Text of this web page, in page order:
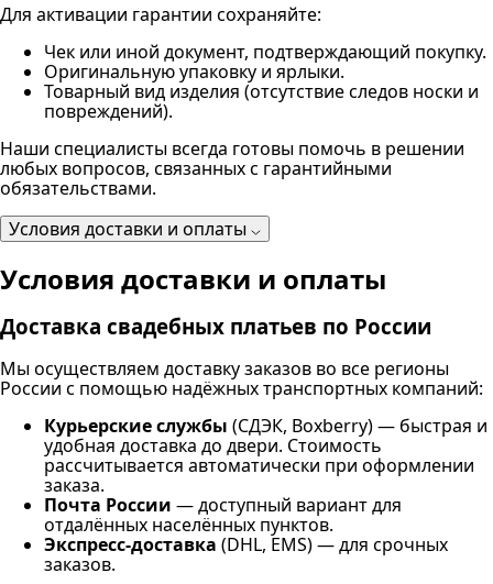
Для активации гарантии сохраняйте:
Чек или иной документ, подтверждающий покупку.
Оригинальную упаковку и ярлыки.
Товарный вид изделия (отсутствие следов носки и
повреждений).
Наши специалисты всегда готовы помочь в решении
любых вопросов, связанных с гарантийными
обязательствами.
Условия доставки и оплаты
Условия доставки и оплаты
Доставка свадебных платьев по России
Мы осуществляем доставку заказов во все регионы
России с помощью надёжных транспортных компаний:
Курьерские службы (СДЭК, Boxberry) — быстрая и
удобная доставка до двери. Стоимость
рассчитывается автоматически при оформлении
заказа.
Почта России — доступный вариант для
отдалённых населённых пунктов.
Экспресс-доставка (DHL, EMS) — для срочных
заказов.